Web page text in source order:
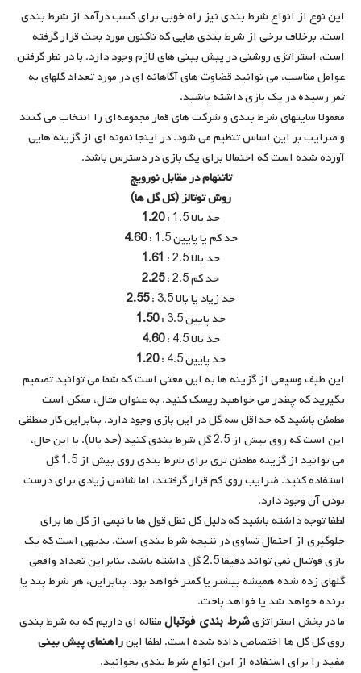
این نوع از انواع شرط بندی نیز راه خوبی برای کسب درآمد از شرط بندی
است. برخلاف برخی از شرط بندی هایی که تاکنون مورد بحث قرار گرفته
است، استراتژی روشنی در پیش بینی های لازم وجود دارد. با در نظر گرفتن
عوامل مناسب، می توانید قضاوت های آگاهانه ای در مورد تعداد گلهای به
ثمر رسیده در یک بازی داشته باشید.
معمولا سایتهای شرط بندی و شرکت های قمار مجموعه‌ای را انتخاب می كنند
و ضرایب بر این اساس تنظیم می شود. در اینجا نمونه ای از گزینه هایی
آورده شده است که احتمالا برای یک بازی در دسترس باشد.
تاتنهام در مقابل نورویچ
روش توتالز (کل گل ها)
حد بالا 1.5 :
1.20
حد کم یا پایین 1.5 :
4.60
حد بالا 2.5 :
1.61
حد کم 2.5 :
2.25
حد زیاد یا بالا 3.5 :
2.55
حد پایین 3.5 :
1.50
حد بالا 4.5 :
4.60
حد پایین 4.5 :
1.20
این طیف وسیعی از گزینه ها به این معنی است که شما می توانید تصمیم
بگیرید که چقدر می خواهید ریسک کنید. به عنوان مثال، ممکن است
مطمئن باشید که حداقل سه گل در این بازی وجود دارد. بنابراین کار منطقی
این است که روی بیش از 2.5 گل شرط بندی کنید (حد بالا). با این حال،
می توانید از گزینه مطمئن تری برای شرط بندی روی بیش از 1.5 گل
استفاده کنید. ضرایب روی کم قرار گرفتند، اما شانس زیادی برای درست
بودن آن وجود دارد.
لطفا توجه داشته باشید که دلیل کل نقل قول ها با نیمی از گل ها برای
جلوگیری از احتمال تساوی در نتیجه شرط بندی است. بدیهی است که یک
بازی فوتبال نمی تواند دقیقا 2.5 گل داشته باشد، بنابراین تعداد واقعی
گلهای زده شده همیشه بیشتر یا کمتر خواهد بود. بنابراین، هر شرط بند یا
برنده خواهد شد یا خواهد باخت.
ما در بخش استراتژیشرط بندی فوتبالمقاله ای داریم که به شرط بندی
روی کل گل ها اختصاص داده شده است. لطفا اینراهنمای پیش بینی
مفید را برای استفاده از این انواع شرط بندی بخوانید.